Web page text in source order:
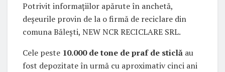
Potrivit informațiilor apărute în anchetă,
deșeurile provin de la o firmă de reciclare din
comuna Bălești, NEW NCR RECICLARE SRL.
Cele peste 10.000 de tone de praf de sticlă au
fost depozitate în urmă cu aproximativ cinci ani